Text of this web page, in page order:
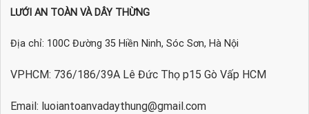
LƯỚI AN TOÀN VÀ DÂY THỪNG
Địa chỉ: 100C Đường 35 Hiền Ninh, Sóc Sơn, Hà Nội
VPHCM: 736/186/39A Lê Đức Thọ p15 Gò Vấp HCM
Email: luoiantoanvadaythung@gmail.com